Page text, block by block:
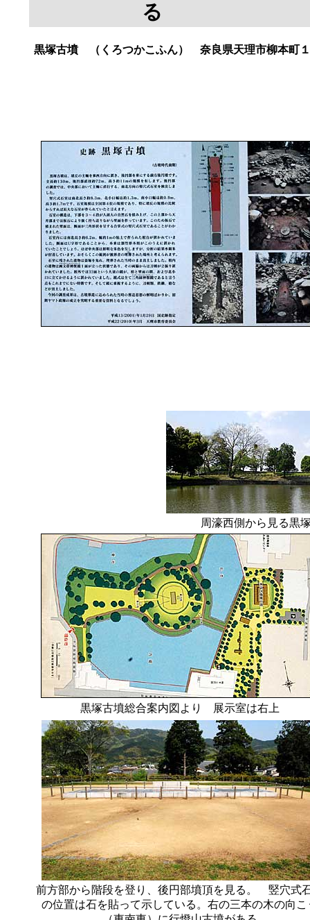
る
黒塚古墳（くろつかこふん） 奈良県天理市柳本町１
周濠西側から見る黒
黒塚古墳総合案内図より 展示室は右上
前方部から階段を登り、後円部墳頂を見る。 竪穴式
の位置は石を貼って示している。右の三本の木の向こ